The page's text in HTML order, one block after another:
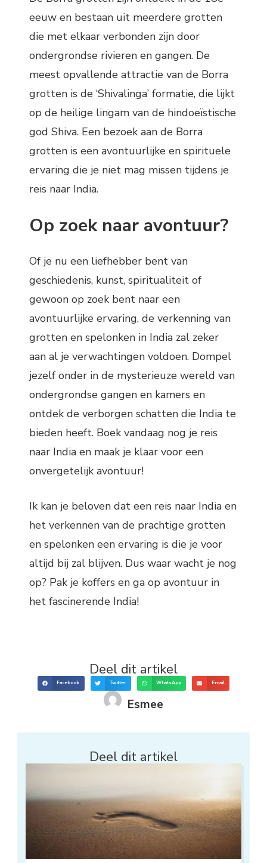
eeuw en bestaan uit meerdere grotten
die met elkaar verbonden zijn door
ondergrondse rivieren en gangen. De
meest opvallende attractie van de Borra
grotten is de ‘Shivalinga’ formatie, die lijkt
op de heilige lingam van de hindoeïstische
god Shiva. Een bezoek aan de Borra
grotten is een avontuurlijke en spirituele
ervaring die je niet mag missen tijdens je
reis naar India.
Op zoek naar avontuur?
Of je nu een liefhebber bent van
geschiedenis, kunst, spiritualiteit of
gewoon op zoek bent naar een
avontuurlijke ervaring, de verkenning van
grotten en spelonken in India zal zeker
aan al je verwachtingen voldoen. Dompel
jezelf onder in de mysterieuze wereld van
ondergrondse gangen en kamers en
ontdek de verborgen schatten die India te
bieden heeft. Boek vandaag nog je reis
naar India en maak je klaar voor een
onvergetelijk avontuur!
Ik kan je beloven dat een reis naar India en
het verkennen van de prachtige grotten
en spelonken een ervaring is die je voor
altijd bij zal blijven. Dus waar wacht je nog
op? Pak je koffers en ga op avontuur in
het fascinerende India!
Deel dit artikel
Facebook Twitter WhatsApp Email
Esmee
Deel dit artikel